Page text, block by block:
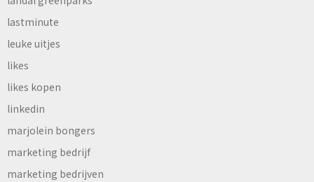
lastminute
leuke uitjes
likes
likes kopen
linkedin
marjolein bongers
marketing bedrijf
marketing bedrijven